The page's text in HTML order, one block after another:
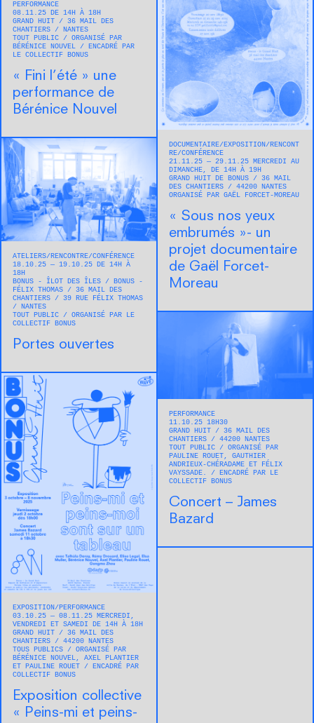
PERFORMANCE
08.11.25 DE 14H À 18H
GRAND HUIT
36 MAIL DES
CHANTIERS
NANTES
TOUT PUBLIC
ORGANISÉ PAR
BÉRÉNICE NOUVEL
ENCADRÉ PAR
LE COLLECTIF BONUS
« Fini l’été » une
performance de
Bérénice Nouvel
DOCUMENTAIRE EXPOSITION
RENCONT
RE/CONFÉRENCE
21.11.25 — 29.11.25 MERCREDI AU
DIMANCHE, DE 14H À 19H
GRAND HUIT DE BONUS
36 MAIL
DES CHANTIERS
44200 NANTES
ORGANISÉ PAR GAËL FORCET-MOREAU
« Sous nos yeux
embrumés »- un
projet documentaire
de Gaël Forcet-
Moreau
ATELIERS RENCONTRE/CONFÉRENCE
18.10.25 — 19.10.25 DE 14H À
18H
BONUS - ÎLOT DES ÎLES / BONUS -
FÉLIX THOMAS
36 MAIL DES
CHANTIERS / 39 RUE FÉLIX THOMAS
NANTES
TOUT PUBLIC
ORGANISÉ PAR LE
COLLECTIF BONUS
Portes ouvertes
PERFORMANCE
11.10.25 18H30
GRAND HUIT
36 MAIL DES
CHANTIERS
44200 NANTES
TOUT PUBLIC
ORGANISÉ PAR
PAULINE ROUET, GAUTHIER
ANDRIEUX-CHÉRADAME ET FÉLIX
VAYSSADE.
ENCADRÉ PAR LE
COLLECTIF BONUS
Concert – James
Bazard
EXPOSITION
PERFORMANCE
03.10.25 — 08.11.25 MERCREDI,
VENDREDI ET SAMEDI DE 14H À 18H
GRAND HUIT
36 MAIL DES
CHANTIERS
44200 NANTES
TOUS PUBLICS
ORGANISÉ PAR
BÉRÉNICE NOUVEL, AXEL PLANTIER
ET PAULINE ROUET
ENCADRÉ PAR
COLLECTIF BONUS
Exposition collective
« Peins-mi et peins-